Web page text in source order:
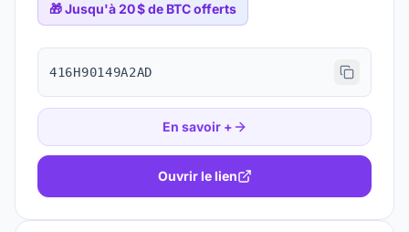
🎁Jusqu'à 20 $ de BTC offerts
416H90149A2AD
En savoir +
Ouvrir le lien